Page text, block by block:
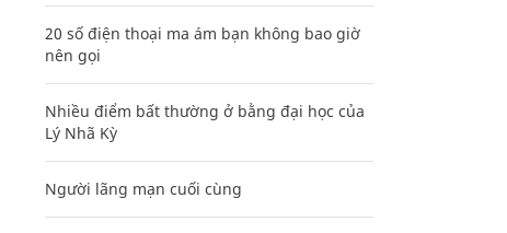
20 số điện thoại ma ám bạn không bao giờ
nên gọi
Nhiều điểm bất thường ở bằng đại học của
Lý Nhã Kỳ
Người lãng mạn cuối cùng